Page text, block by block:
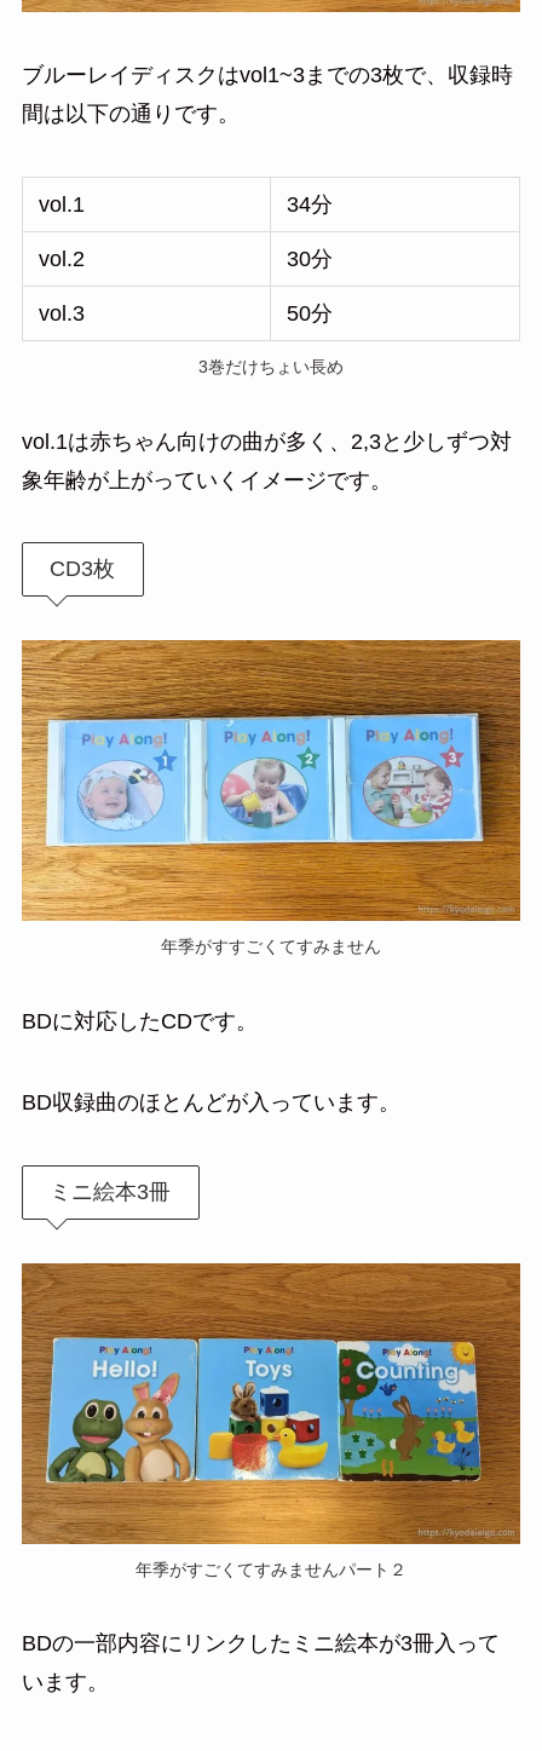
ブルーレイディスクはvol1~3までの3枚で、収録時
間は以下の通りです。
vol.1 34分
vol.2 30分
vol.3 50分
3巻だけちょい長め
vol.1は赤ちゃん向けの曲が多く、2,3と少しずつ対
象年齢が上がっていくイメージです。
CD3枚
年季がすすごくてすみません
BDに対応したCDです。
BD収録曲のほとんどが入っています。
ミニ絵本3冊
年季がすごくてすみませんパート２
BDの一部内容にリンクしたミニ絵本が3冊入って
います。